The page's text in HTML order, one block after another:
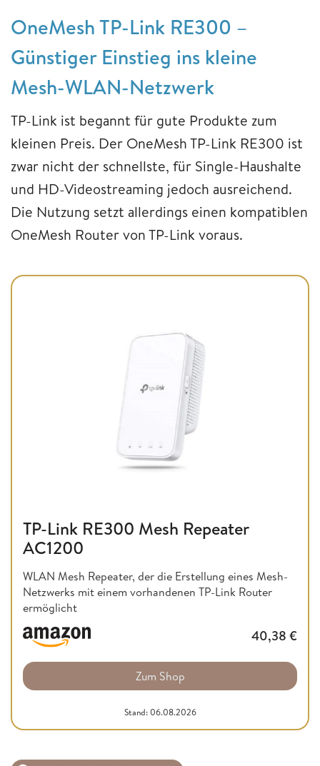
OneMesh TP-Link RE300 –
Günstiger Einstieg ins kleine
Mesh-WLAN-Netzwerk
TP-Link ist begannt für gute Produkte zum
kleinen Preis. Der OneMesh TP-Link RE300 ist
zwar nicht der schnellste, für Single-Haushalte
und HD-Videostreaming jedoch ausreichend.
Die Nutzung setzt allerdings einen kompatiblen
OneMesh Router von TP-Link voraus.
TP-Link RE300 Mesh Repeater
AC1200
WLAN Mesh Repeater, der die Erstellung eines Mesh-
Netzwerks mit einem vorhandenen TP-Link Router
ermöglicht
40,38 €
Zum Shop
Stand: 06.08.2026